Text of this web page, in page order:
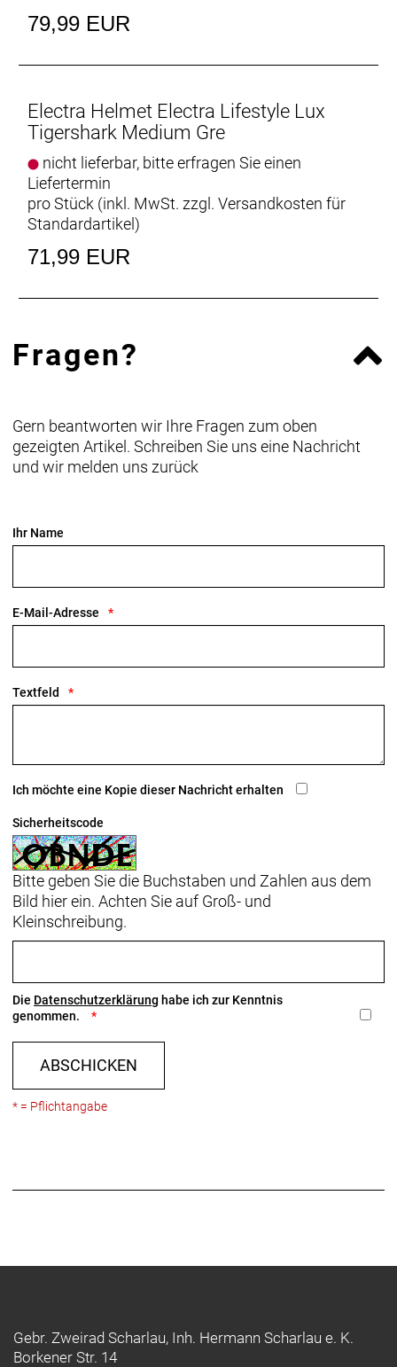
79,99 EUR
Electra Helmet Electra Lifestyle Lux
Tigershark Medium Gre
nicht lieferbar, bitte erfragen Sie einen
Liefertermin
pro Stück (inkl. MwSt. zzgl. Versandkosten für
Standardartikel)
71,99 EUR
Fragen?
Gern beantworten wir Ihre Fragen zum oben
gezeigten Artikel. Schreiben Sie uns eine Nachricht
und wir melden uns zurück
Ihr Name
E-Mail-Adresse
Textfeld
Ich möchte eine Kopie dieser Nachricht erhalten
Sicherheitscode
Bitte geben Sie die Buchstaben und Zahlen aus dem
Bild hier ein. Achten Sie auf Groß- und
Kleinschreibung.
Die Datenschutzerklärung habe ich zur Kenntnis
genommen.
ABSCHICKEN
* = Pflichtangabe
Gebr. Zweirad Scharlau, Inh. Hermann Scharlau e. K.
Borkener Str. 14